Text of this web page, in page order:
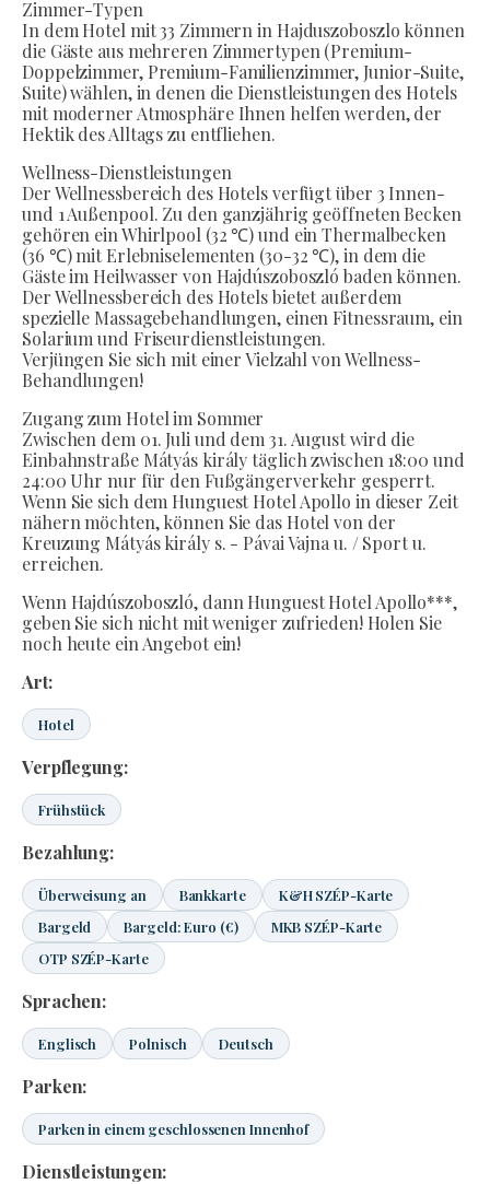
Zimmer-Typen
In dem Hotel mit 33 Zimmern in Hajduszoboszlo können
die Gäste aus mehreren Zimmertypen (Premium-
Doppelzimmer, Premium-Familienzimmer, Junior-Suite,
Suite) wählen, in denen die Dienstleistungen des Hotels
mit moderner Atmosphäre Ihnen helfen werden, der
Hektik des Alltags zu entfliehen.
Wellness-Dienstleistungen
Der Wellnessbereich des Hotels verfügt über 3 Innen-
und 1 Außenpool. Zu den ganzjährig geöffneten Becken
gehören ein Whirlpool (32 ℃) und ein Thermalbecken
(36 ℃) mit Erlebniselementen (30-32 ℃), in dem die
Gäste im Heilwasser von Hajdúszoboszló baden können.
Der Wellnessbereich des Hotels bietet außerdem
spezielle Massagebehandlungen, einen Fitnessraum, ein
Solarium und Friseurdienstleistungen.
Verjüngen Sie sich mit einer Vielzahl von Wellness-
Behandlungen!
Zugang zum Hotel im Sommer
Zwischen dem 01. Juli und dem 31. August wird die
Einbahnstraße Mátyás király täglich zwischen 18:00 und
24:00 Uhr nur für den Fußgängerverkehr gesperrt.
Wenn Sie sich dem Hunguest Hotel Apollo in dieser Zeit
nähern möchten, können Sie das Hotel von der
Kreuzung Mátyás király s. - Pávai Vajna u. / Sport u.
erreichen.
Wenn Hajdúszoboszló, dann Hunguest Hotel Apollo***,
geben Sie sich nicht mit weniger zufrieden! Holen Sie
noch heute ein Angebot ein!
Art:
Hotel
Verpflegung:
Frühstück
Bezahlung:
Überweisung an Bankkarte
K&H SZÉP-Karte
Bargeld
Bargeld: Euro (€)
MKB SZÉP-Karte
OTP SZÉP-Karte
Sprachen:
Englisch Polnisch Deutsch
Parken:
Parken in einem geschlossenen Innenhof
Dienstleistungen: